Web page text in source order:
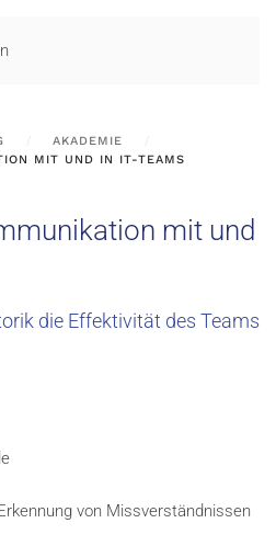
AKADEMIE
MIT UND IN IT-TEAMS
mit und
die Effektivität des Teams
von Missverständnissen